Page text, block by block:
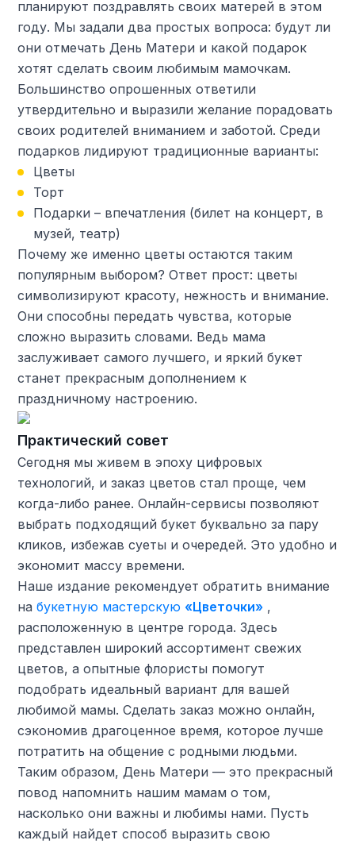
планируют поздравлять своих матерей в этом
году. Мы задали два простых вопроса: будут ли
они отмечать День Матери и какой подарок
хотят сделать своим любимым мамочкам.
Большинство опрошенных ответили
утвердительно и выразили желание порадовать
своих родителей вниманием и заботой. Среди
подарков лидируют традиционные варианты:
Цветы
Торт
Подарки – впечатления (билет на концерт, в
музей, театр)
Почему же именно цветы остаются таким
популярным выбором? Ответ прост: цветы
символизируют красоту, нежность и внимание.
Они способны передать чувства, которые
сложно выразить словами. Ведь мама
заслуживает самого лучшего, и яркий букет
станет прекрасным дополнением к
праздничному настроению.
Практический совет
Сегодня мы живем в эпоху цифровых
технологий, и заказ цветов стал проще, чем
когда-либо ранее. Онлайн-сервисы позволяют
выбрать подходящий букет буквально за пару
кликов, избежав суеты и очередей. Это удобно и
экономит массу времени.
Наше издание рекомендует обратить внимание
набукетную мастерскую «Цветочки» ,
расположенную в центре города. Здесь
представлен широкий ассортимент свежих
цветов, а опытные флористы помогут
подобрать идеальный вариант для вашей
любимой мамы. Сделать заказ можно онлайн,
сэкономив драгоценное время, которое лучше
потратить на общение с родными людьми.
Таким образом, День Матери — это прекрасный
повод напомнить нашим мамам о том,
насколько они важны и любимы нами. Пусть
каждый найдет способ выразить свою